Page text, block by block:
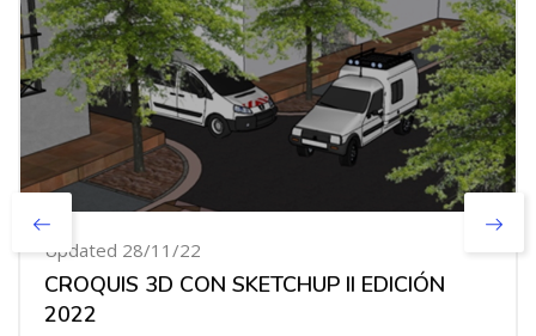
Updated 28/11/22
CROQUIS 3D CON SKETCHUP II EDICIÓN
2022